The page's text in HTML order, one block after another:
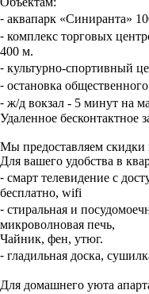
⁃ аквапарк «Синиранта»
⁃ комплекс торговых
400 м.
⁃ культурно-спортивный
⁃ остановка
⁃ ж/д вокзал - 5 минут на
Удаленное бесконтактное
Мы предоставляем
Для вашего удобства в
⁃ смарт телевидение с
бесплатно, wifi
⁃ стиральная и
микроволновая печь,
Чайник, фен, утюг.
⁃ гладильная доска,
Для домашнего уюта